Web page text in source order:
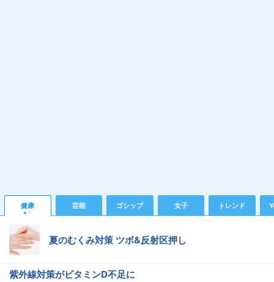
健康 芸能 ゴシップ 女子 トレンド
夏のむくみ対策 ツボ&反射区押し
紫外線対策がビタミンD不足に